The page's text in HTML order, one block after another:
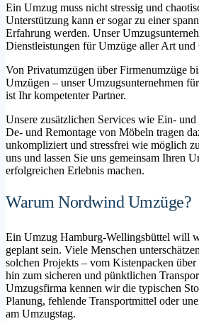
Ein Umzug muss nicht stressig und
Unterstützung kann er sogar zu einer
Erfahrung werden. Unser
Dienstleistungen für Umzüge aller Art und
Von Privatumzügen über Firmenumzüge
Umzügen – unser Umzugsunternehmen
ist Ihr kompetenter Partner.
Unsere zusätzlichen Services wie Ein-
De- und Remontage von Möbeln tragen
unkompliziert und stressfrei wie möglich
uns und lassen Sie uns gemeinsam Ihren
erfolgreichen Erlebnis machen.
Warum Nordwind Umzüge?
Ein Umzug Hamburg-Wellingsbüttel will
geplant sein. Viele Menschen
solchen Projekts – vom Kistenpacken
hin zum sicheren und pünktlichen
Umzugsfirma kennen wir die typischen
Planung, fehlende Transportmittel oder
am Umzugstag.